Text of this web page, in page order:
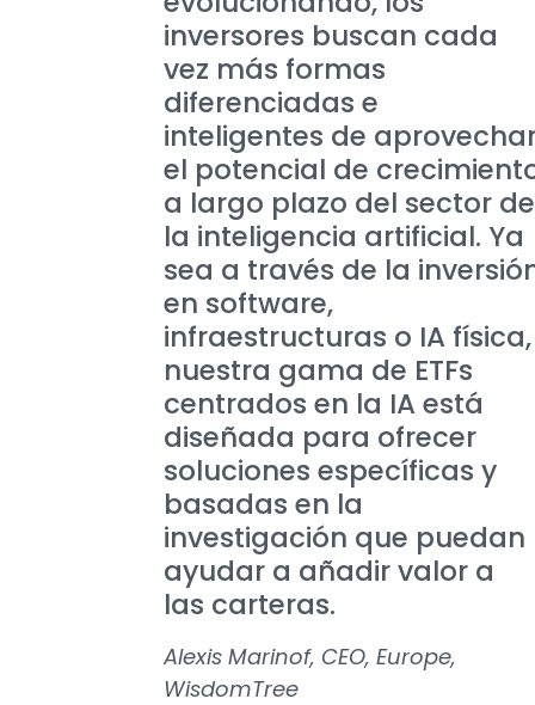
inversores buscan cada
vez más formas
diferenciadas e
inteligentes de
el potencial de
a largo plazo del sector de
la inteligencia artificial. Ya
sea a través de la
en software,
infraestructuras o IA física,
nuestra gama de ETFs
centrados en la IA está
diseñada para ofrecer
soluciones específicas y
basadas en la
investigación que puedan
ayudar a añadir valor a
las carteras.
Alexis Marinof, CEO, Europe,
WisdomTree